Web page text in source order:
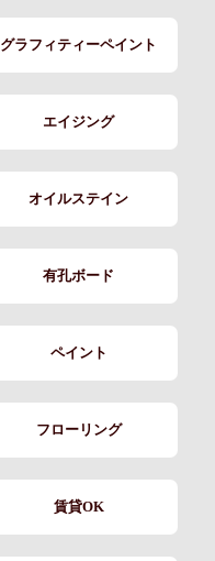
グラフィティーペイント
エイジング
オイルステイン
有孔ボード
ペイント
フローリング
賃貸OK